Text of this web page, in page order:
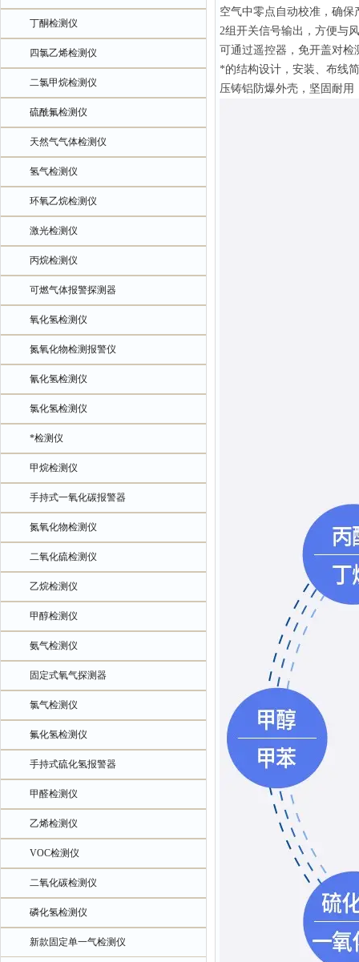
丁酮检测仪
四氯乙烯检测仪
二氯甲烷检测仪
硫酰氟检测仪
天然气气体检测仪
氢气检测仪
环氧乙烷检测仪
激光检测仪
丙烷检测仪
可燃气体报警探测器
氧化氢检测仪
氮氧化物检测报警仪
氰化氢检测仪
氯化氢检测仪
*检测仪
甲烷检测仪
手持式一氧化碳报警器
氮氧化物检测仪
二氧化硫检测仪
乙烷检测仪
甲醇检测仪
氨气检测仪
固定式氧气探测器
氯气检测仪
氟化氢检测仪
手持式硫化氢报警器
甲醛检测仪
乙烯检测仪
VOC检测仪
二氧化碳检测仪
磷化氢检测仪
新款固定单一气检测仪
空气中零点自动校准，确保
2组开关信号输出，方便与
可通过遥控器，免开盖对
*的结构设计，安装、布线
压铸铝防爆外壳，坚固耐用